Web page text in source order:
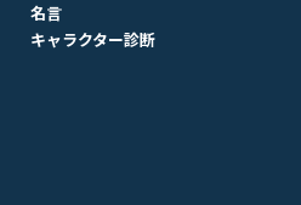
名言
キャラクター診断